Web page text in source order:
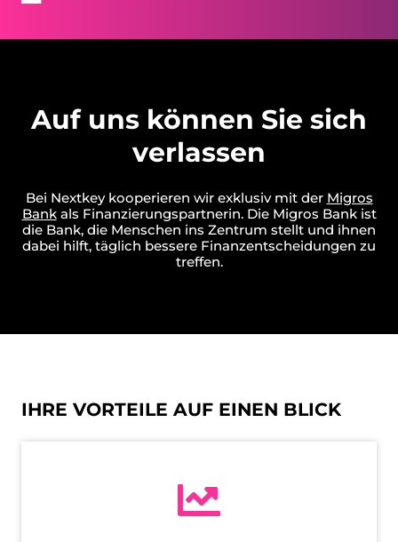
Auf uns können Sie sich
verlassen
Bei Nextkey kooperieren wir exklusiv mit der Migros
Bankals Finanzierungspartnerin. Die Migros Bank ist
die Bank, die Menschen ins Zentrum stellt und ihnen
dabei hilft, täglich bessere Finanzentscheidungen zu
treffen.
IHRE VORTEILE AUF EINEN BLICK